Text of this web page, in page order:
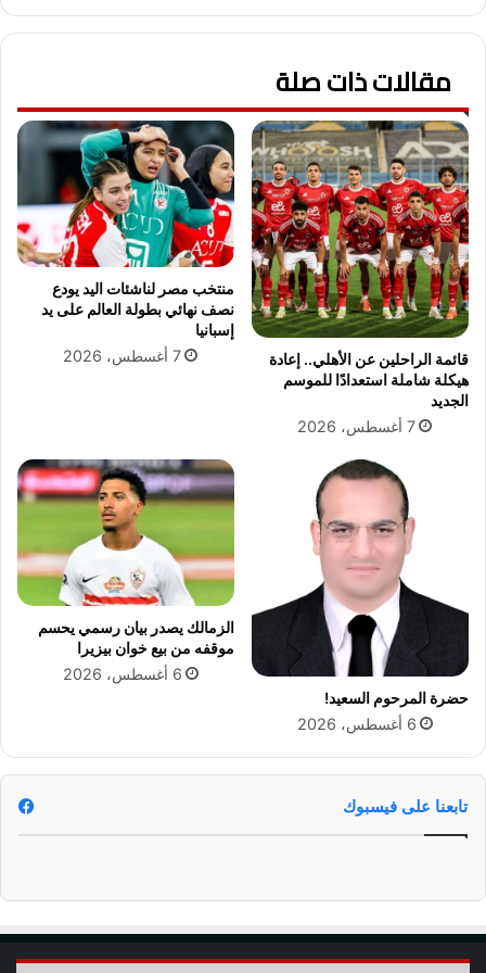
ن
ا
ي
و
ف
ر
ح
ي
ا
ة
ك
ر
ي
م
ة
ب
ت
و
ف
ي
ق
ي
ش
ع
ل
م
ر
ج
ا
ي
ا
ي
و
ر
ن
ا
و
ر
مقالات ذات صلة
قائمة الراحلين عن الأهلي.. إعادة
هيكلة شاملة استعدادًا للموسم
الجديد
7 أغسطس، 2026
منتخب مصر لناشئات اليد يودع
نصف نهائي بطولة العالم على يد
إسبانيا
7 أغسطس، 2026
حضرة المرحوم السعيد!
6 أغسطس، 2026
الزمالك يصدر بيان رسمي يحسم
موقفه من بيع خوان بيزيرا
6 أغسطس، 2026
تابعنا على فيسبوك